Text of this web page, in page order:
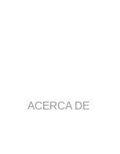
ACERCA DE